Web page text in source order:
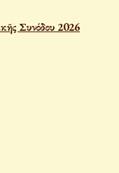
Συνόδου 2026